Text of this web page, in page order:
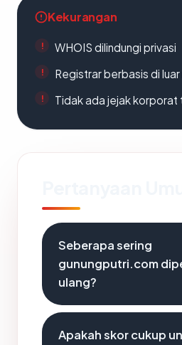
Kekurangan
WHOIS dilindungi privasi
Registrar berbasis di
Tidak ada jejak korporat
Seberapa sering
gunungputri.com
ulang?
Apakah skor cukup